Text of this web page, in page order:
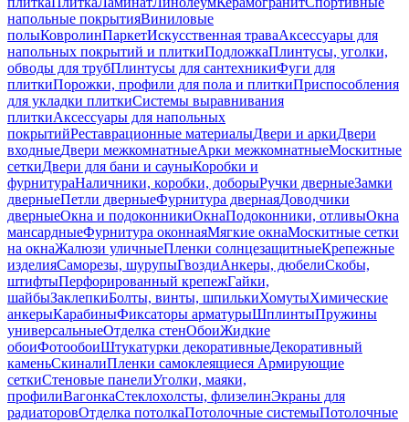
напольные покрытияВиниловые
полыКовролинПаркетИскусственная траваАксессуары для
напольных покрытий и плиткиПодложкаПлинтусы, уголки,
обводы для трубПлинтусы для сантехникиФуги для
плиткиПорожки, профили для пола и плиткиПриспособления
для укладки плиткиСистемы выравнивания
плиткиАксессуары для напольных
покрытийРеставрационные материалыДвери и аркиДвери
входныеДвери межкомнатныеАрки межкомнатныеМоскитные
сеткиДвери для бани и сауныКоробки и
фурнитураНаличники, коробки, доборыРучки дверныеЗамки
дверныеПетли дверныеФурнитура двернаяДоводчики
дверныеОкна и подоконникиОкнаПодоконники, отливыОкна
мансардныеФурнитура оконнаяМягкие окнаМоскитные сетки
на окнаЖалюзи уличныеПленки солнцезащитныеКрепежные
изделияСаморезы, шурупыГвоздиАнкеры, дюбелиСкобы,
штифтыПерфорированный крепежГайки,
шайбыЗаклепкиБолты, винты, шпилькиХомутыХимические
анкерыКарабиныФиксаторы арматурыШплинтыПружины
универсальныеОтделка стенОбоиЖидкие
обоиФотообоиШтукатурки декоративныеДекоративный
каменьСкиналиПленки самоклеящиеся Армирующие
сеткиСтеновые панелиУголки, маяки,
профилиВагонкаСтеклохолсты, флизелинЭкраны для
радиаторовОтделка потолкаПотолочные системыПотолочные